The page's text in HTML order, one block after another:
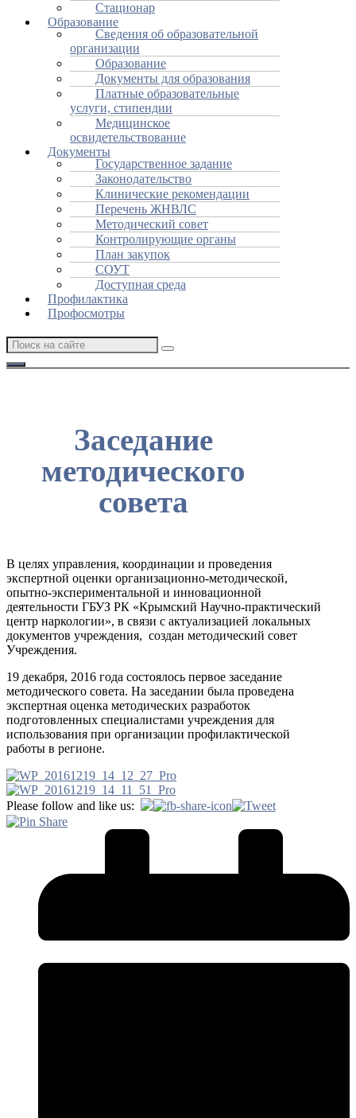
Стационар
Образование
Сведения об образовательной
организации
Образование
Документы для образования
Платные образовательные
услуги, стипендии
Медицинское
освидетельствование
Документы
Государственное задание
Законодательство
Клинические рекомендации
Перечень ЖНВЛС
Методический совет
Контролирующие органы
План закупок
СОУТ
Доступная среда
Профилактика
Профосмотры
Заседание
методического
совета
В целях управления, координации и проведения
экспертной оценки организационно-методической,
опытно-экспериментальной и инновационной
деятельности ГБУЗ РК «Крымский Научно-практический
центр наркологии», в связи с актуализацией локальных
документов учреждения, создан методический совет
Учреждения.
19 декабря, 2016 года состоялось первое заседание
методического совета. На заседании была проведена
экспертная оценка методических разработок
подготовленных специалистами учреждения для
использования при организации профилактической
работы в регионе.
Please follow and like us: